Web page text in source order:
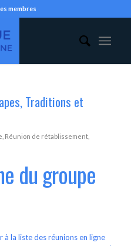
membres
Traditions et
Réunion de rétablissement,
du groupe
à la liste des réunions en ligne